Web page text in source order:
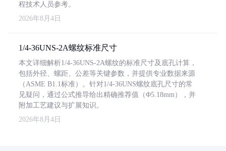
程技术人员参考。
2026年8月4日
1/4-36UNS-2A螺纹标准尺寸
本文详细解析1/4-36UNS-2A螺纹的标准尺寸及底孔计算，
包括外径、螺距、公差等关键参数，并提供专业数据来源
（ASME B1.1标准）。针对1/4-36UNS螺纹底孔尺寸的常
见疑问，通过公式推导给出精确推荐值（Φ5.18mm），并
附加工艺建议与扩展知识。
2026年8月4日